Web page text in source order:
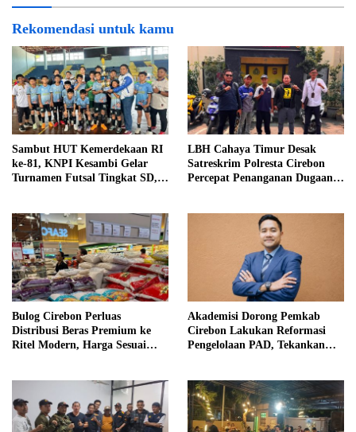
Rekomendasi untuk kamu
Sambut HUT Kemerdekaan RI
ke-81, KNPI Kesambi Gelar
Turnamen Futsal Tingkat SD,
LBH Cahaya Timur Desak
Satreskrim Polresta Cirebon
Percepat Penanganan Dugaan
Bulog Cirebon Perluas
Distribusi Beras Premium ke
Ritel Modern, Harga Sesuai
Akademisi Dorong Pemkab
Cirebon Lakukan Reformasi
Pengelolaan PAD, Tekankan